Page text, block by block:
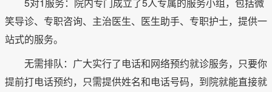
5对1服务：院内专门成立了5人专属的服务小组，包括微
笑导诊、专职咨询、主治医生、医生助手、专职护士，提供一
站式的服务。
无需排队：广大实行了电话和网络预约就诊服务，只要你
提前打电话预约，只需提供姓名和电话号码，到院就能直接就